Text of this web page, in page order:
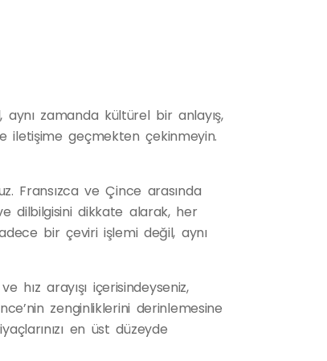
aynı zamanda kültürel bir anlayış,
iletişime geçmekten çekinmeyin.
Fransızca ve Çince arasında
dilbilgisini dikkate alarak, her
bir çeviri işlemi değil, aynı
hız arayışı içerisindeyseniz,
zenginliklerini derinlemesine
en üst düzeyde